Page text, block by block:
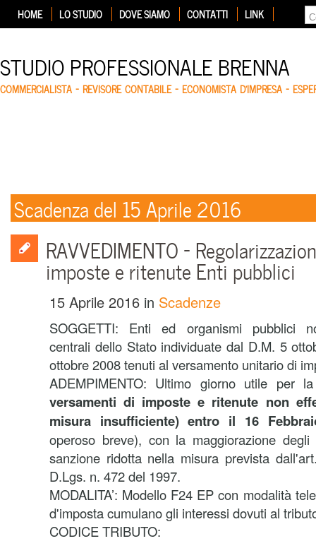
HOME LO STUDIO DOVE SIAMO CONTATTI LINK
STUDIO PROFESSIONALE BRENNA
COMMERCIALISTA – REVISORE CONTABILE – ECONOMISTA D'IMPRESA –
Scadenza del 15 Aprile 2016
RAVVEDIMENTO –
imposte e ritenute Enti pubblici
15 Aprile 2016 in Scadenze
SOGGETTI: Enti ed organismi pubblici
centrali dello Stato individuate dal D.M. 5
ottobre 2008 tenuti al versamento unitario di
ADEMPIMENTO: Ultimo giorno utile per
versamenti di imposte e ritenute non
misura insufficiente) entro il 16
operoso breve), con la maggiorazione
sanzione ridotta nella misura prevista
D.Lgs. n. 472 del 1997.
MODALITA’: Modello F24 EP con modalità
d'imposta cumulano gli interessi dovuti al
CODICE TRIBUTO: